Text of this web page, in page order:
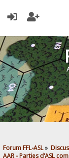
Forum FFL-ASL»
AAR - Parties d'ASL